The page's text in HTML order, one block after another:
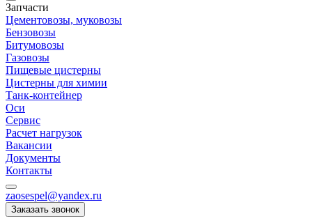
Запчасти
Цементовозы, муковозы
Бензовозы
Битумовозы
Газовозы
Пищевые цистерны
Цистерны для химии
Танк-контейнер
Оси
Сервис
Расчет нагрузок
Вакансии
Документы
Контакты
zaosespel@yandex.ru
Заказать звонок